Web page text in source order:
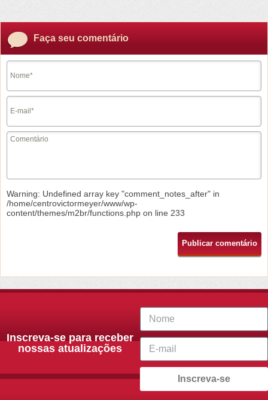
Faça seu comentário
Warning: Undefined array key "comment_notes_after" in
/home/centrovictormeyer/www/wp-
content/themes/m2br/functions.php on line 233
Inscreva-se para receber
nossas atualizações
Inscreva-se